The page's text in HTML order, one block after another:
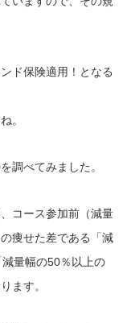
ド保険適用！となる
。
調べてみました。
コース参加前（減量
痩せた差である「減
量幅の50％以上の
ます。